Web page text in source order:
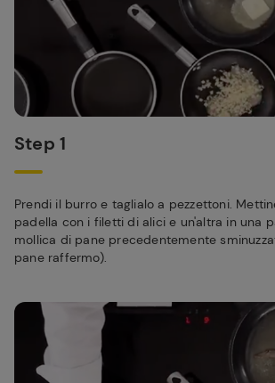
Step 1
Prendi il burro e taglialo a pezzettoni.
padella con i filetti di alici e un'altra in una
mollica di pane precedentemente
pane raffermo).